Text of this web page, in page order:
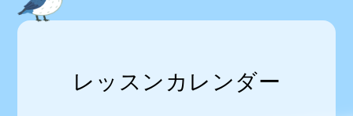
レッスンカレンダー